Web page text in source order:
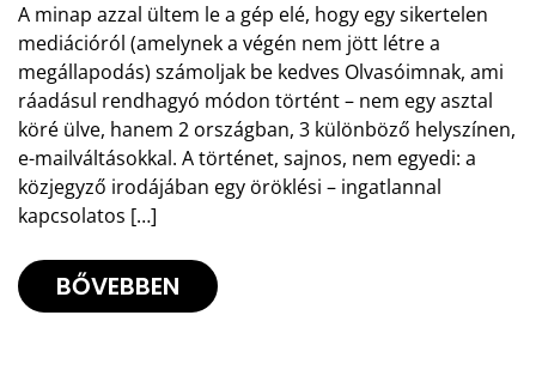
A minap azzal ültem le a gép elé, hogy egy sikertelen
mediációról (amelynek a végén nem jött létre a
megállapodás) számoljak be kedves Olvasóimnak, ami
ráadásul rendhagyó módon történt – nem egy asztal
köré ülve, hanem 2 országban, 3 különböző helyszínen,
e-mailváltásokkal. A történet, sajnos, nem egyedi: a
közjegyző irodájában egy öröklési – ingatlannal
kapcsolatos […]
BŐVEBBEN